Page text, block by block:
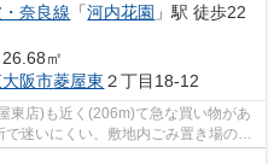
奈良線 「河内花園 」駅 徒歩22
㎡
阪市菱屋東 ２丁目18-12
東店)も近く(206m)て急な買い物があ
迷いにくい、敷地内ごみ置き場のあ
...